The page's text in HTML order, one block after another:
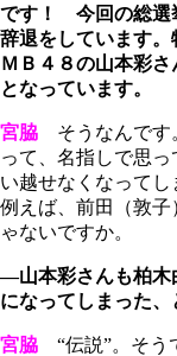
です！ 今回の総選
辞退をしています
ＭＢ４８の山本彩
となっています。
宮脇
そうなんです
って、名指しで思
い越せなくなってし
例えば、前田（敦
ゃないですか。
―山本彩さんも柏木
になってしまった、
宮脇
“伝説”。そ